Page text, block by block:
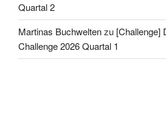
Quartal 2
Martinas Buchweltenzu [Challenge]
Challenge 2026 Quartal 1